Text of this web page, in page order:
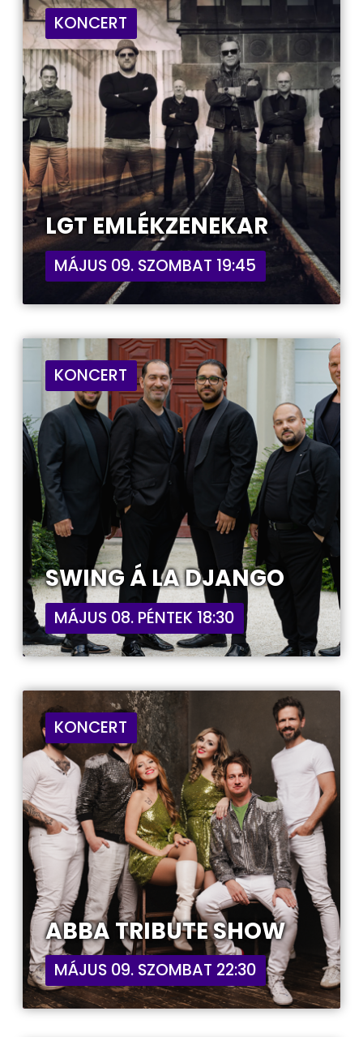
KONCERT
LGT EMLÉKZENEKAR
MÁJUS 09. SZOMBAT 19:45
KONCERT
SWING Á LA DJANGO
MÁJUS 08. PÉNTEK 18:30
KONCERT
ABBA TRIBUTE SHOW
MÁJUS 09. SZOMBAT 22:30